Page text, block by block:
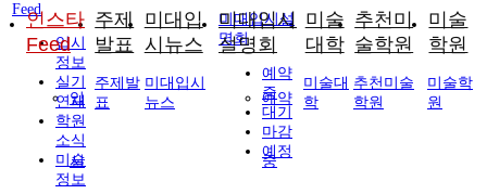
인스타
Feed
입
시
주제
발표
미대입
시뉴스
미대입시
설명회
예약
중
미술
대학
추천미
술학원
미술
학원
Feed
입시
정보
실기
연재
학원
소식
미술
정보
주제발
표
미대입시
뉴스
미대입시설
명회
예약
중
대기
마감
예정
미술대
학
추천미술
학원
미술학
원